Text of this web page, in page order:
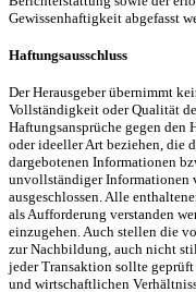
Gewissenhaftigkeit abgefasst
Haftungsausschluss
Der Herausgeber übernimmt
Vollständigkeit oder Qualität
Haftungsansprüche gegen den
oder ideeller Art beziehen, die
dargebotenen Informationen
unvollständiger Informationen
ausgeschlossen. Alle
als Aufforderung verstanden
einzugehen. Auch stellen die
zur Nachbildung, auch nicht
jeder Transaktion sollte
und wirtschaftlichen